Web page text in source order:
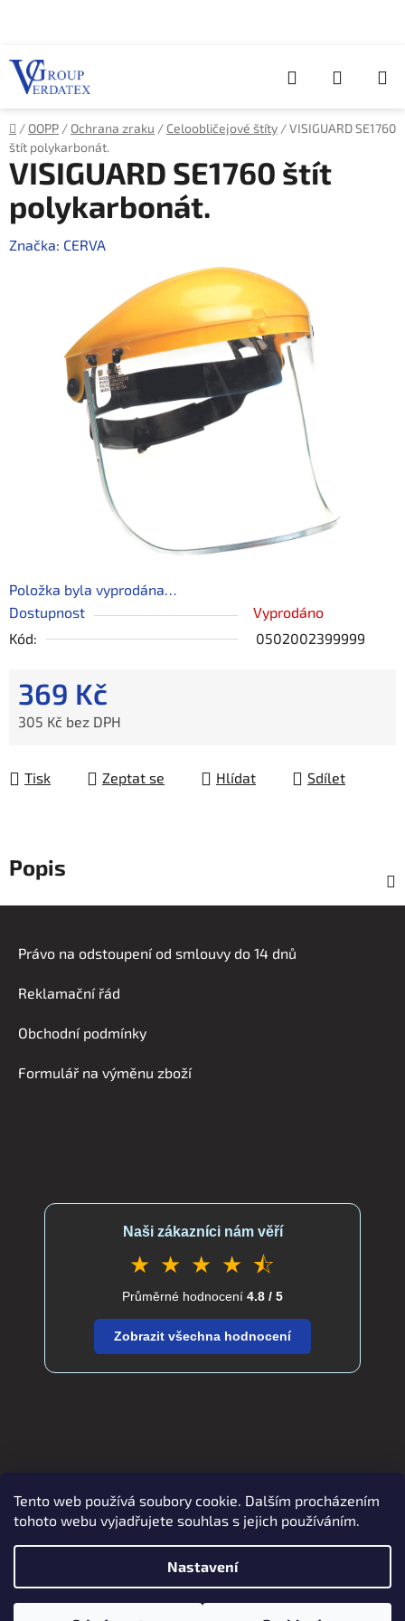
Tento web používá soubory cookie. Dalším procházením
tohoto webu vyjadřujete souhlas s jejich používáním.
Nastavení
Hledat
KOŠÍK
Domů
/ OOPP / Ochrana zraku / Celoobličejové štíty /VISIGUARD SE1760
štít polykarbonát.
Položka byla vyprodána…
Dostupnost
Vyprodáno
Kód:
0502002399999
369 Kč
305 Kč bez DPH
Tisk
Zeptat se Hlídat Sdílet
VISIGUARD SE1760 štít
polykarbonát.
Značka: CERVA
Popis
Právo na odstoupení od smlouvy do 14 dnů
Reklamační řád
Obchodní podmínky
Formulář na výměnu zboží
Naši zákazníci nám věří
★ ★ ★ ★ ⯪
Průměrné hodnocení 4.8 / 5
Zobrazit všechna hodnocení
Zboží.cz Heureka.cz verdatex.cz
Vytvořil Shoptet